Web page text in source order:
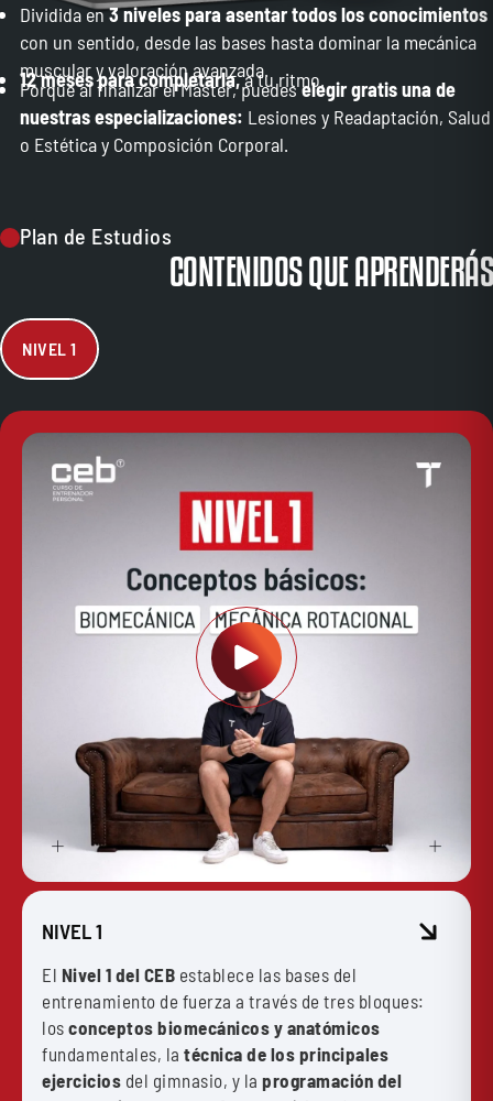
Dividida en3 niveles para asentar todos los conocimientos
con un sentido, desde las bases hasta dominar la mecánica
muscular y valoración avanzada.
12 meses para completarla,a tu ritmo.
Porque al finalizar el Máster, puedeselegir gratis una de
nuestras especializaciones: Lesiones y Readaptación, Salud
o Estética y Composición Corporal.
Plan de Estudios
CONTENIDOS QUE APRENDERÁS
NIVEL 1
NIVEL 1
El Nivel 1 del CEB establece las bases del
entrenamiento de fuerza a través de tres bloques:
los conceptos biomecánicos y anatómicos
fundamentales, la técnica de los principales
ejercicios del gimnasio, y la programación del